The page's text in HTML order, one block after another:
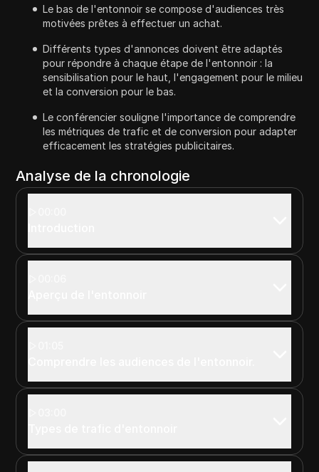
Le bas de l'entonnoir se compose d'audiences très
motivées prêtes à effectuer un achat.
Différents types d'annonces doivent être adaptés
pour répondre à chaque étape de l'entonnoir : la
sensibilisation pour le haut, l'engagement pour le milieu
et la conversion pour le bas.
Le conférencier souligne l'importance de comprendre
les métriques de trafic et de conversion pour adapter
efficacement les stratégies publicitaires.
Analyse de la chronologie